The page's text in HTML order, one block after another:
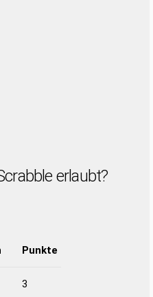
erlaubt?
Punkte
3